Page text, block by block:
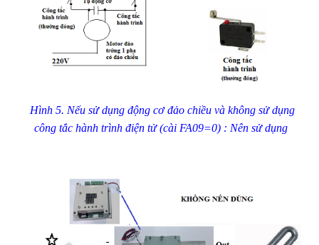
Hình 5. Nếu sử dụng động cơ đảo chiềuvà không sử dụng
công tắc hành trình điện tử (cài FA09=0) : Nên sử dụng